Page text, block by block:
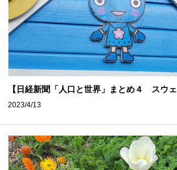
【日経新聞「人口と世界」まとめ４ スウェ
2023/4/13